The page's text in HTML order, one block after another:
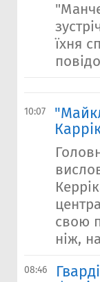
їхня
10:07
свою
ніж,
08:46